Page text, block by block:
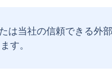
は当社の信頼できる外
す。